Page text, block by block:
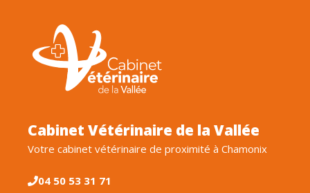
Cabinet Vétérinaire de la Vallée
Votre cabinet vétérinaire de proximité à Chamonix
04 50 53 31 71